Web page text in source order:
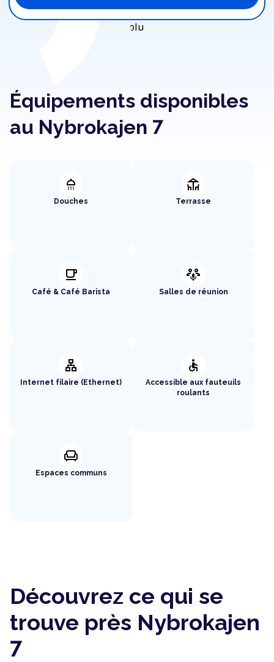
Équipements disponibles
au Nybrokajen 7
shower
Douches
deck
Terrasse
local_cafe
Café & Café Barista
adaptive_audio_mic
Salles de réunion
lan
Internet filaire (Ethernet)
accessible
Accessible aux fauteuils
roulants
chair
Espaces communs
Découvrez ce qui se
trouve près Nybrokajen
7